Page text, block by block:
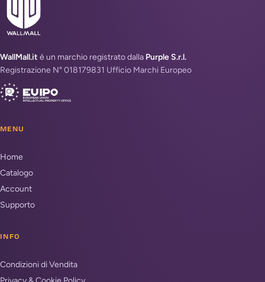
WallMall.it è un marchio registrato dalla Purple S.r.l.
Registrazione N° 018179831 Ufficio Marchi Europeo
MENU
Home
Catalogo
Account
Supporto
INFO
Condizioni di Vendita